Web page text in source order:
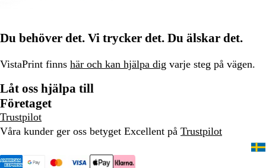
Du behöver det. Vi trycker det. Du älskar det.
VistaPrint finns här och kan hjälpa dig varje steg på vägen.
Låt oss hjälpa till
Företaget
Trustpilot
Våra kunder ger oss betyget Excellent på Trustpilot